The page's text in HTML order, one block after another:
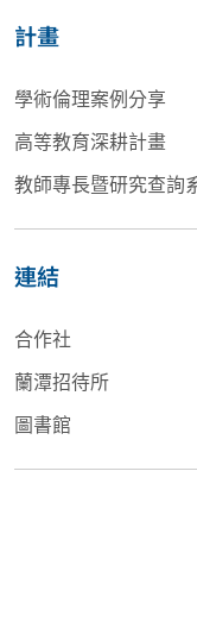
計畫
學術倫理案例分享
高等教育深耕計畫
教師專長暨研究查詢
連結
合作社
蘭潭招待所
圖書館